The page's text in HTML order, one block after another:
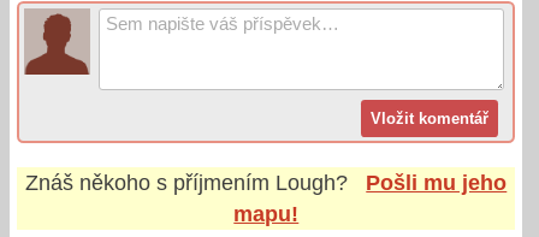
Znáš někoho s příjmením Lough?
Pošli mu jeho
mapu!